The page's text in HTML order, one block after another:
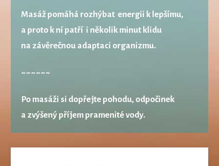
Masáž pomáhá rozhýbat energii k lepšímu,
a proto k ní patří i několik minut klidu
na závěrečnou adaptaci organizmu.
~~~~~~
Po masáži si dopřejte pohodu, odpočinek
a zvýšený příjem pramenité vody.